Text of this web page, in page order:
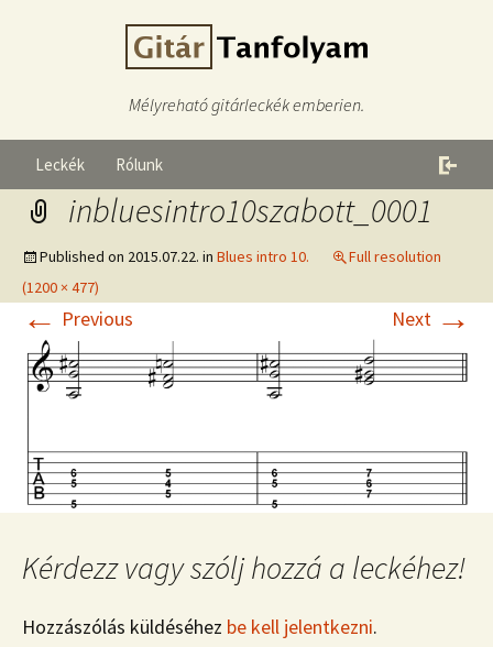
Mélyreható gitárleckék emberien.
Leckék Rólunk
inbluesintro10szabott_0001
Published on 2015.07.22. in Blues intro 10.
Full resolution
(1200 × 477)
← Previous Next →
Kérdezz vagy szólj hozzá a leckéhez!
Hozzászólás küldéséhez be kell jelentkezni.